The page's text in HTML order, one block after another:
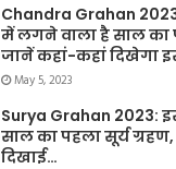
Chandra Grahan
में लगने वाला है साल का
जानें कहां-कहां दिखेगा
May 5, 2023
Surya Grahan 2023:
साल का पहला सूर्य
दिखाई…